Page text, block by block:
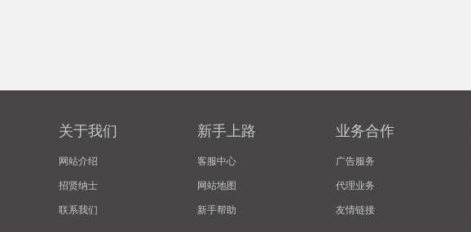
关于我们
网站介绍
招贤纳士
联系我们
新手上路
客服中心
网站地图
新手帮助
业务合作
广告服务
代理业务
友情链接